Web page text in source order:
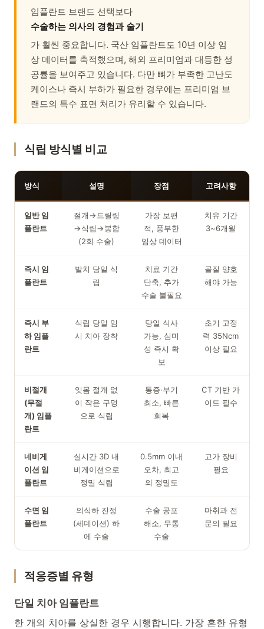
임플란트 브랜드 선택보다
수술하는 의사의 경험과 술기
가 훨씬 중요합니다. 국산 임플란트도 10년 이상 임
상 데이터를 축적했으며, 해외 프리미엄과 대등한 성
공률을 보여주고 있습니다. 다만 뼈가 부족한 고난도
케이스나 즉시 부하가 필요한 경우에는 프리미엄 브
랜드의 특수 표면 처리가 유리할 수 있습니다.
식립 방식별 비교
방식 설명 장점 고려사항
일반 임
플란트
절개→드릴링
→식립→봉합
(2회 수술)
가장 보편
적, 풍부한
임상 데이터
치유 기간
3~6개월
즉시 임
플란트
발치 당일 식
립
치료 기간
단축, 추가
수술 불필요
골질 양호
해야 가능
즉시 부
하 임플
란트
식립 당일 임
시 치아 장착
당일 식사
가능, 심미
성 즉시 확
보
초기 고정
력 35Ncm
이상 필요
비절개
(무절
개) 임플
란트
잇몸 절개 없
이 작은 구멍
으로 식립
통증·부기
최소, 빠른
회복
CT 기반 가
이드 필수
네비게
이션 임
플란트
실시간 3D 내
비게이션으로
정밀 식립
0.5mm 이내
오차, 최고
의 정밀도
고가 장비
필요
수면 임
플란트
의식하 진정
(세데이션) 하
에 수술
수술 공포
해소, 무통
수술
마취과 전
문의 필요
적응증별 유형
단일 치아 임플란트
한 개의 치아를 상실한 경우 시행합니다. 가장 흔한 유형